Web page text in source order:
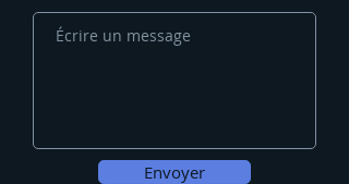
Envoyer